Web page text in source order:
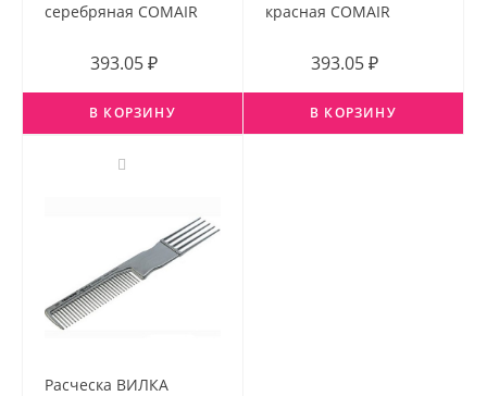
серебряная COMAIR
393.05 ₽
В КОРЗИНУ
красная COMAIR
393.05 ₽
В КОРЗИНУ
Расческа ВИЛКА